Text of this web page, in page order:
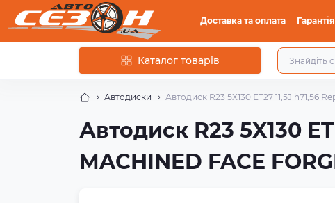
Доставка та оплата Гарантія
Каталог товарів
Автодиски Автодиск R23 5X130 ET27 11,5J h71,56
Автодиск R23 5X130
MACHINED FACE